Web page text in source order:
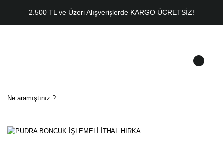
2.500 TL ve Üzeri Alışverişlerde KARGO ÜCRETSİZ!